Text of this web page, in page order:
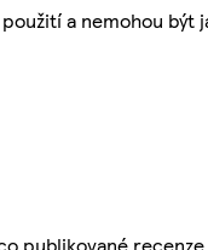
a nemohou